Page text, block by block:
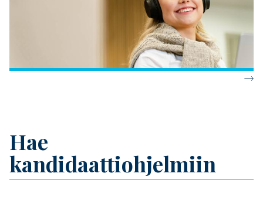
Banner
Title
Hae
kandidaattiohjelmiin